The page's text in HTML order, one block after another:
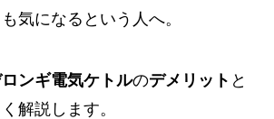
も気になるという人へ。
ンギ電気ケトルのデメリット と
解説します。